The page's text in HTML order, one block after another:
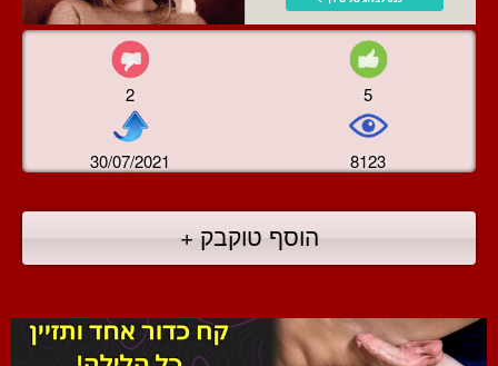
2 5
30/07/2021 8123
הוסף טוקבק +